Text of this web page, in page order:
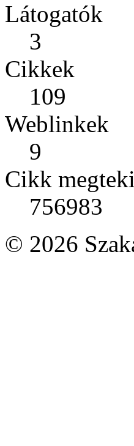
Látogatók
3
Cikkek
109
Weblinkek
9
Cikk
756983
© 2026